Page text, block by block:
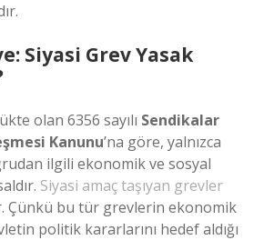
Siyasi Grev Yasak
olan 6356 sayılı Sendikalar
Kanunu’na göre, yalnızca
ilgili ekonomik ve sosyal
Siyasi amaç taşıyan grevler
Çünkü bu tür grevlerin ekonomik
politik kararlarını hedef aldığı